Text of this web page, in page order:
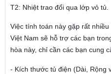
T2: Nhiệt trao đổi qua lớp vỏ tủ.
Việc tính toán này gặp rất
Việt Nam sẽ hỗ trợ các bạn
hòa này, chỉ cần các bạn cung
- Kích thước tủ điện (Dài, Rộng